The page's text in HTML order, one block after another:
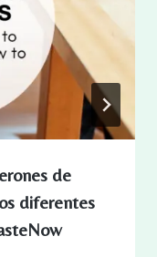
de
diferentes